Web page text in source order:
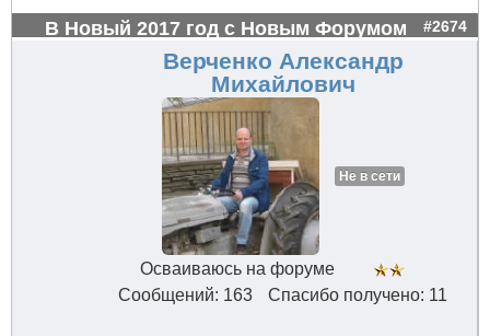
В Новый 2017 год с Новым Форумом #2674
Верченко Александр
Михайлович
Не в сети
Осваиваюсь на форуме
Сообщений: 163
Спасибо получено: 11